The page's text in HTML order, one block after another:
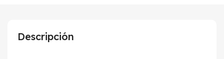
Descripción